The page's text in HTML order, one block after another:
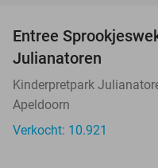
Entree
Julianatoren
Kinderpretpark
Apeldoorn
Verkocht: 10.921